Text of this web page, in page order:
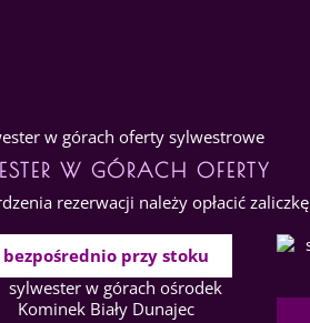
W GÓRACH OFERTY
rezerwacji należy opłacić
bezpośrednio przy stoku